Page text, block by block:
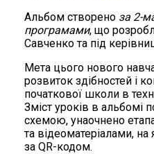
Альбом створено за 2-
програмами, що
Савченко та під
Мета цього нового
розвиток здібностей і
початкової школи в
Зміст уроків в альбомі
схемою, унаочнено
та відеоматеріалами,
за QR-кодом.